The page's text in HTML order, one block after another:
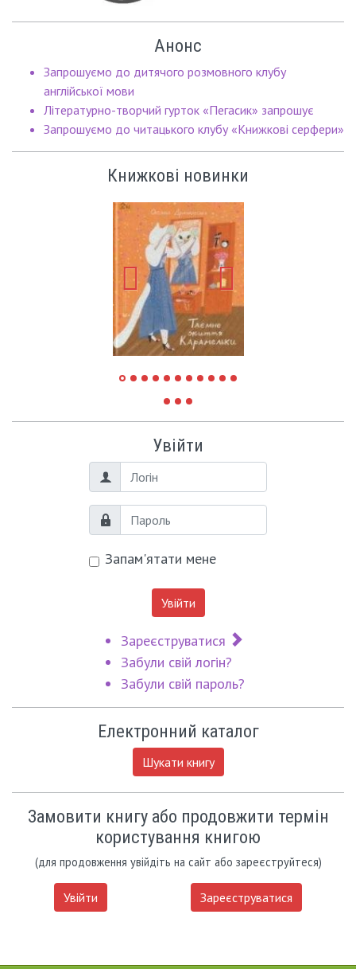
Анонс
Запрошуємо до дитячого розмовного клубу
англійської мови
Літературно-творчий гурток «Пегасик» запрошує
Запрошуємо до читацького клубу «Книжкові серфери»
Книжкові новинки
Увійти
Логін
Пароль
Запам'ятати мене
Увійти
Зареєструватися
Забули свій логін?
Забули свій пароль?
Електронний каталог
Шукати книгу
Замовити книгу або продовжити термін
користування книгою
(для продовження увійдіть на сайт або зареєструйтеся)
Увійти Зареєструватися